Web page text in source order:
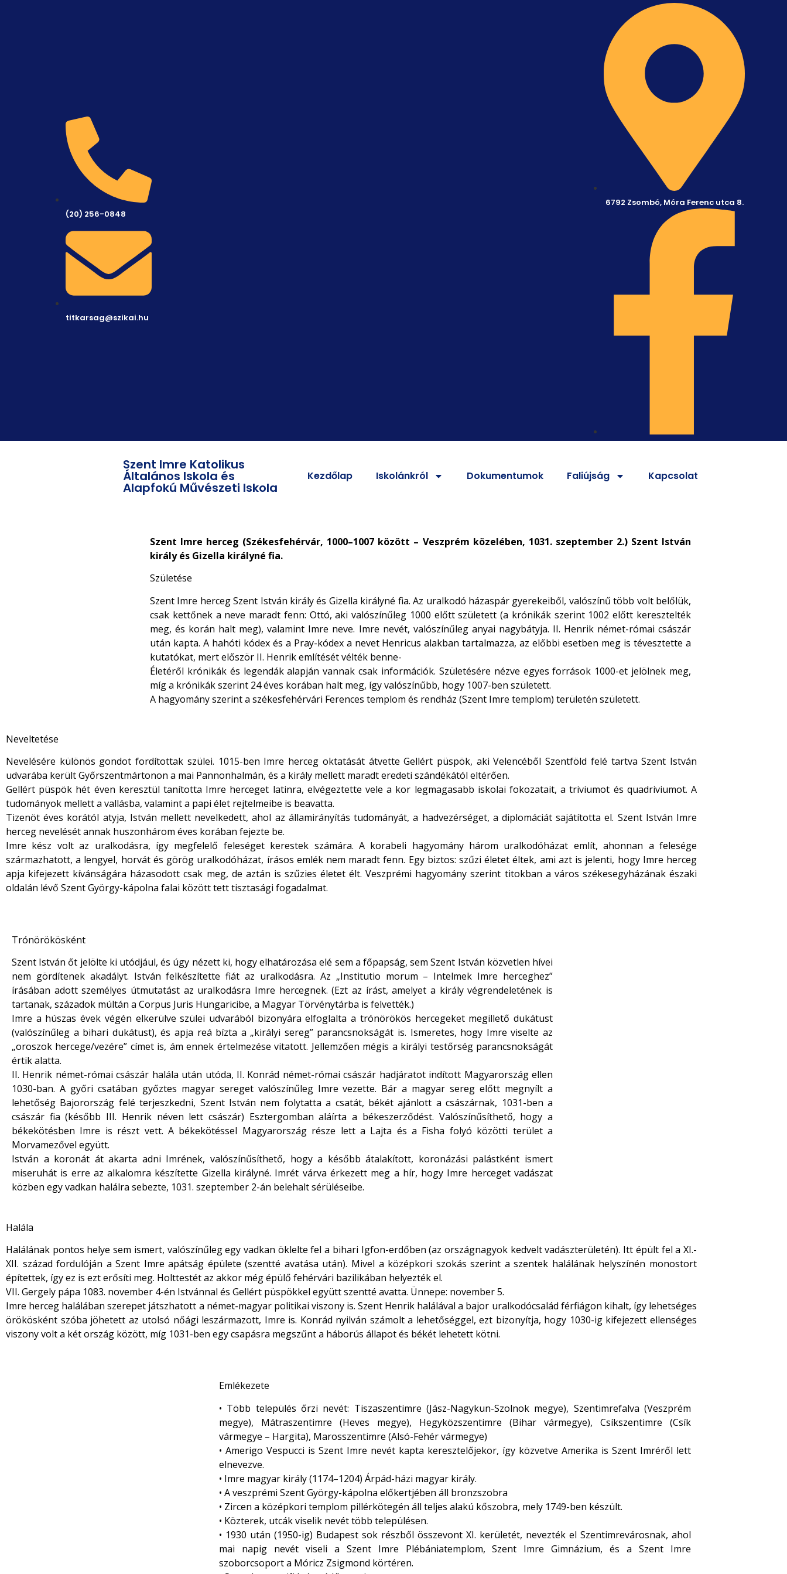
(20) 256-0848
titkarsag@szikai.hu
6792 Zsombó, Móra Ferenc utca 8.
Szent Imre Katolikus
Általános Iskola és
Alapfokú Művészeti Iskola
Kezdőlap Iskolánkról Dokumentumok Faliújság Kapcsolat
Szent Imre herceg (Székesfehérvár, 1000–1007 között – Veszprém közelében, 1031. szeptember 2.) Szent István
király és Gizella királyné fia.
Születése
Szent Imre herceg Szent István király és Gizella királyné fia. Az uralkodó házaspár gyerekeiből, valószínű több volt belőlük,
csak kettőnek a neve maradt fenn: Ottó, aki valószínűleg 1000 előtt született (a krónikák szerint 1002 előtt keresztelték
meg, és korán halt meg), valamint Imre neve. Imre nevét, valószínűleg anyai nagybátyja. II. Henrik német-római császár
után kapta. A hahóti kódex és a Pray-kódex a nevet Henricus alakban tartalmazza, az előbbi esetben meg is tévesztette a
kutatókat, mert először II. Henrik említését vélték benne-
Életéről krónikák és legendák alapján vannak csak információk. Születésére nézve egyes források 1000-et jelölnek meg,
míg a krónikák szerint 24 éves korában halt meg, így valószínűbb, hogy 1007-ben született.
A hagyomány szerint a székesfehérvári Ferences templom és rendház (Szent Imre templom) területén született.
Neveltetése
Nevelésére különös gondot fordítottak szülei. 1015-ben Imre herceg oktatását átvette Gellért püspök, aki Velencéből Szentföld felé tartva Szent István
udvarába került Győrszentmártonon a mai Pannonhalmán, és a király mellett maradt eredeti szándékától eltérően.
Gellért püspök hét éven keresztül tanította Imre herceget latinra, elvégeztette vele a kor legmagasabb iskolai fokozatait, a triviumot és quadriviumot. A
tudományok mellett a vallásba, valamint a papi élet rejtelmeibe is beavatta.
Tizenöt éves korától atyja, István mellett nevelkedett, ahol az államirányítás tudományát, a hadvezérséget, a diplomáciát sajátította el. Szent István Imre
herceg nevelését annak huszonhárom éves korában fejezte be.
Imre kész volt az uralkodásra, így megfelelő feleséget kerestek számára. A korabeli hagyomány három uralkodóházat említ, ahonnan a felesége
származhatott, a lengyel, horvát és görög uralkodóházat, írásos emlék nem maradt fenn. Egy biztos: szűzi életet éltek, ami azt is jelenti, hogy Imre herceg
apja kifejezett kívánságára házasodott csak meg, de aztán is szűzies életet élt. Veszprémi hagyomány szerint titokban a város székesegyházának északi
oldalán lévő Szent György-kápolna falai között tett tisztasági fogadalmat.
Trónörökösként
Szent István őt jelölte ki utódjául, és úgy nézett ki, hogy elhatározása elé sem a főpapság, sem Szent István közvetlen hívei
nem gördítenek akadályt. István felkészítette fiát az uralkodásra. Az „Institutio morum – Intelmek Imre herceghez”
írásában adott személyes útmutatást az uralkodásra Imre hercegnek. (Ezt az írást, amelyet a király végrendeletének is
tartanak, századok múltán a Corpus Juris Hungaricibe, a Magyar Törvénytárba is felvették.)
Imre a húszas évek végén elkerülve szülei udvarából bizonyára elfoglalta a trónörökös hercegeket megillető dukátust
(valószínűleg a bihari dukátust), és apja reá bízta a „királyi sereg” parancsnokságát is. Ismeretes, hogy Imre viselte az
„oroszok hercege/vezére” címet is, ám ennek értelmezése vitatott. Jellemzően mégis a királyi testőrség parancsnokságát
értik alatta.
II. Henrik német-római császár halála után utóda, II. Konrád német-római császár hadjáratot indított Magyarország ellen
1030-ban. A győri csatában győztes magyar sereget valószínűleg Imre vezette. Bár a magyar sereg előtt megnyílt a
lehetőség Bajorország felé terjeszkedni, Szent István nem folytatta a csatát, békét ajánlott a császárnak, 1031-ben a
császár fia (később III. Henrik néven lett császár) Esztergomban aláírta a békeszerződést. Valószínűsíthető, hogy a
békekötésben Imre is részt vett. A békekötéssel Magyarország része lett a Lajta és a Fisha folyó közötti terület a
Morvamezővel együtt.
István a koronát át akarta adni Imrének, valószínűsíthető, hogy a később átalakított, koronázási palástként ismert
miseruhát is erre az alkalomra készítette Gizella királyné. Imrét várva érkezett meg a hír, hogy Imre herceget vadászat
közben egy vadkan halálra sebezte, 1031. szeptember 2-án belehalt sérüléseibe.
Halála
Halálának pontos helye sem ismert, valószínűleg egy vadkan öklelte fel a bihari Igfon-erdőben (az országnagyok kedvelt vadászterületén). Itt épült fel a XI.-
XII. század fordulóján a Szent Imre apátság épülete (szentté avatása után). Mivel a középkori szokás szerint a szentek halálának helyszínén monostort
építettek, így ez is ezt erősíti meg. Holttestét az akkor még épülő fehérvári bazilikában helyezték el.
VII. Gergely pápa 1083. november 4-én Istvánnal és Gellért püspökkel együtt szentté avatta. Ünnepe: november 5.
Imre herceg halálában szerepet játszhatott a német-magyar politikai viszony is. Szent Henrik halálával a bajor uralkodócsalád férfiágon kihalt, így lehetséges
örökösként szóba jöhetett az utolsó nőági leszármazott, Imre is. Konrád nyilván számolt a lehetőséggel, ezt bizonyítja, hogy 1030-ig kifejezett ellenséges
viszony volt a két ország között, míg 1031-ben egy csapásra megszűnt a háborús állapot és békét lehetett kötni.
Emlékezete
• Több település őrzi nevét: Tiszaszentimre (Jász-Nagykun-Szolnok megye), Szentimrefalva (Veszprém
megye), Mátraszentimre (Heves megye), Hegyközszentimre (Bihar vármegye), Csíkszentimre (Csík
vármegye – Hargita), Marosszentimre (Alsó-Fehér vármegye)
• Amerigo Vespucci is Szent Imre nevét kapta keresztelőjekor, így közvetve Amerika is Szent Imréről lett
elnevezve.
• Imre magyar király (1174–1204) Árpád-házi magyar király.
• A veszprémi Szent György-kápolna előkertjében áll bronzszobra
• Zircen a középkori templom pillérkötegén áll teljes alakú kőszobra, mely 1749-ben készült.
• Közterek, utcák viselik nevét több településen.
• 1930 után (1950-ig) Budapest sok részből összevont XI. kerületét, nevezték el Szentimrevárosnak, ahol
mai napig nevét viseli a Szent Imre Plébániatemplom, Szent Imre Gimnázium, és a Szent Imre
szoborcsoport a Móricz Zsigmond körtéren.